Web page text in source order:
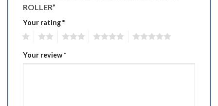
ROLLER”
Your rating*
Your review*